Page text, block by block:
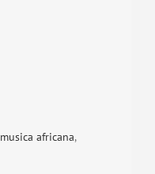
musica africana,